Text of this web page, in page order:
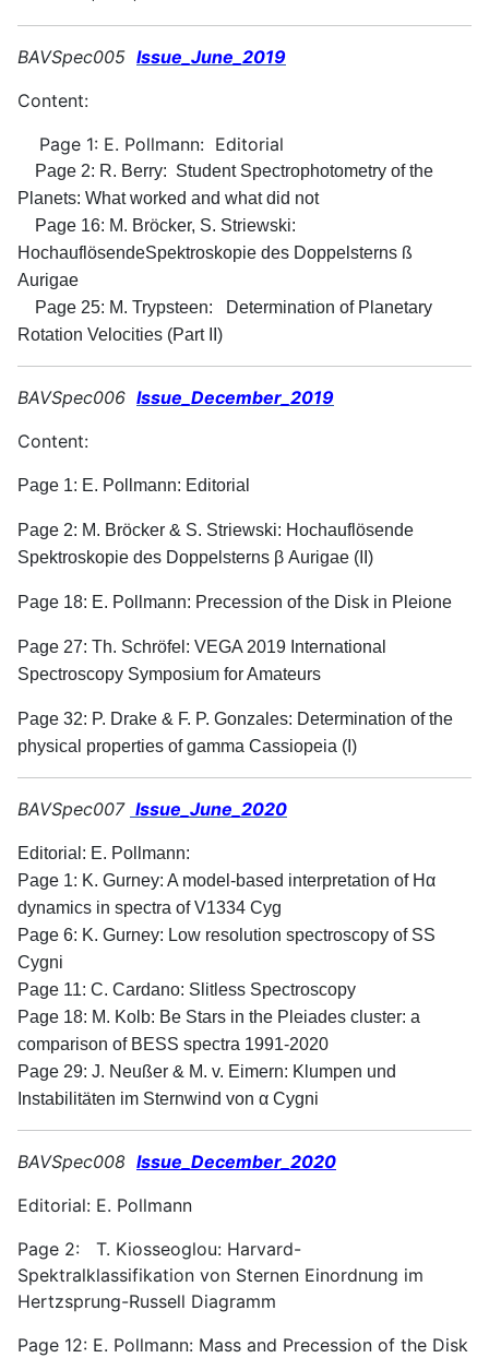
BAVSpec005 Issue_June_2019
Content:
Page 1: E. Pollmann: Editorial
Page 2: R. Berry: Student Spectrophotometry of the
Planets: What worked and what did not
Page 16: M. Bröcker, S. Striewski:
HochauflösendeSpektroskopie des Doppelsterns ß
Aurigae
Page 25: M. Trypsteen: Determination of Planetary
Rotation Velocities (Part II)
BAVSpec006 Issue_December_2019
Content:
Page 1: E. Pollmann: Editorial
Page 2: M. Bröcker & S. Striewski: Hochauflösende
Spektroskopie des Doppelsterns β Aurigae (II)
Page 18: E. Pollmann: Precession of the Disk in Pleione
Page 27: Th. Schröfel: VEGA 2019 International
Spectroscopy Symposium for Amateurs
Page 32: P. Drake & F. P. Gonzales: Determination of the
physical properties of gamma Cassiopeia (I)
BAVSpec007 Issue_June_2020
Editorial: E. Pollmann:
Page 1: K. Gurney: A model-based interpretation of Hα
dynamics in spectra of V1334 Cyg
Page 6: K. Gurney: Low resolution spectroscopy of SS
Cygni
Page 11: C. Cardano: Slitless Spectroscopy
Page 18: M. Kolb: Be Stars in the Pleiades cluster: a
comparison of BESS spectra 1991-2020
Page 29: J. Neußer & M. v. Eimern: Klumpen und
Instabilitäten im Sternwind von α Cygni
BAVSpec008 Issue_December_2020
Editorial: E. Pollmann
Page 2: T. Kiosseoglou: Harvard-
Spektralklassifikation von Sternen Einordnung im
Hertzsprung-Russell Diagramm
Page 12: E. Pollmann: Mass and Precession of the Disk